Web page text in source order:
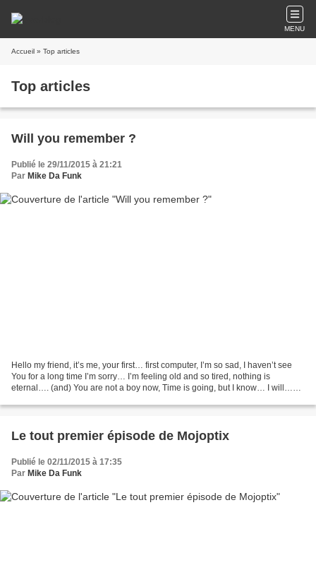
MENU
Accueil » Top articles
Top articles
Will you remember ?
Publié le 29/11/2015 à 21:21
Par Mike Da Funk
Hello my friend, it’s me, your first… first computer, I’m so sad, I haven’t see
You for a long time I’m sorry… I’m feeling old and so tired, nothing is
eternal…. (and) You are not a boy now, Time is going, but I know… I will…
Le tout premier épisode de Mojoptix
Publié le 02/11/2015 à 17:35
Par Mike Da Funk